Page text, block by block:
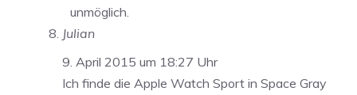
unmöglich.
Julian
9. April 2015 um 18:27 Uhr
Ich finde die Apple Watch Sport in Space Gray